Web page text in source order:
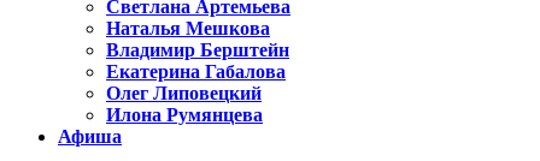
Светлана Артемьева
Наталья Мешкова
Владимир Берштейн
Екатерина Габалова
Олег Липовецкий
Илона Румянцева
Афиша